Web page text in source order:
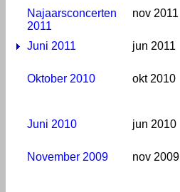
Najaarsconcerten
2011
nov 2011
Juni 2011
jun 2011
Oktober 2010
okt 2010
Juni 2010
jun 2010
November 2009
nov 2009